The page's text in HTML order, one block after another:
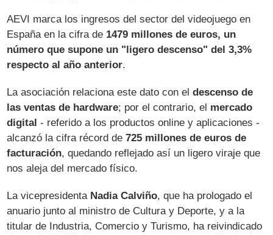
AEVI marca los ingresos del sector del videojuego en
España en la cifra de 1479 millones de euros, un
número que supone un "ligero descenso" del 3,3%
respecto al año anterior.
La asociación relaciona este dato con eldescenso de
las ventas de hardware; por el contrario, el mercado
digital - referido a los productos online y aplicaciones -
alcanzó la cifra récord de725 millones de euros de
facturación, quedando reflejado así un ligero viraje que
nos aleja del mercado físico.
La vicepresidenta Nadia Calviño, que ha prologado el
anuario junto al ministro de Cultura y Deporte, y a la
titular de Industria, Comercio y Turismo, ha reivindicado